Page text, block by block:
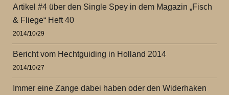
Artikel #4 über den Single Spey in dem Magazin „Fisch
& Fliege“ Heft 40
2014/10/29
Bericht vom Hechtguiding in Holland 2014
2014/10/27
Immer eine Zange dabei haben oder den Widerhaken